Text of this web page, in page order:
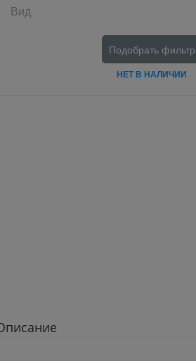
Вид
Подобрать фильтр
НЕТ В НАЛИЧИИ